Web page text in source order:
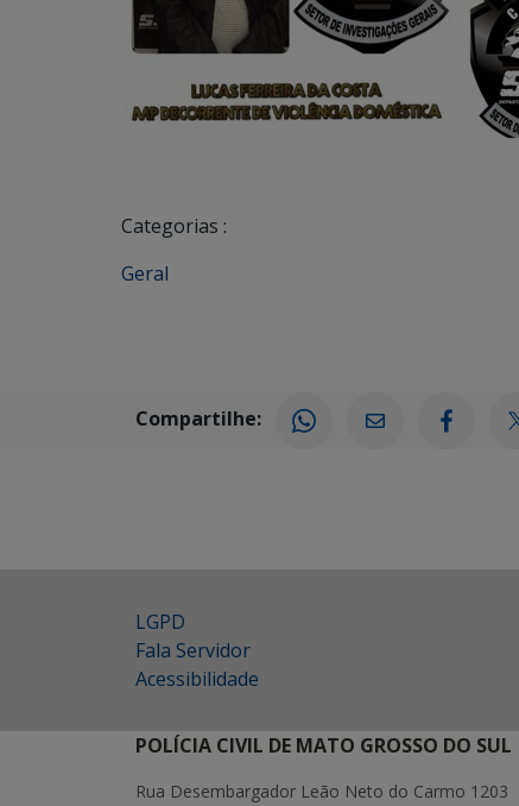
Categorias :
Geral
Compartilhe:
LGPD
Fala Servidor
Acessibilidade
POLÍCIA CIVIL DE MATO GROSSO DO SUL
Rua Desembargador Leão Neto do Carmo 1203